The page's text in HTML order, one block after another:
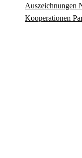
Auszeichnungen
Kooperationen